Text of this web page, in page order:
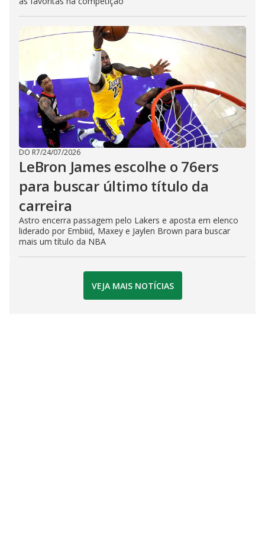
DO R7/24/07/2026
LeBron James escolhe o 76ers
para buscar último título da
carreira
Astro encerra passagem pelo Lakers e aposta em elenco
liderado por Embiid, Maxey e Jaylen Brown para buscar
mais um título da NBA
VEJA MAIS NOTÍCIAS